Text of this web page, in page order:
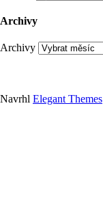
Archivy
Archivy
Navrhl Elegant Themes